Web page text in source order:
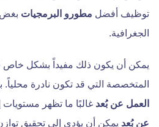
توظيف أفضل مطورو البرمجيات بغض
الجغرافية.
يمكن أن يكون ذلك مفيداً بشكل خاص
المتخصصة التي قد تكون نادرة محلياً.
العمل عن بُعد غالبًا ما تظهر مستويات
عن بُعد يمكن أن يؤدي إلى تحقيق